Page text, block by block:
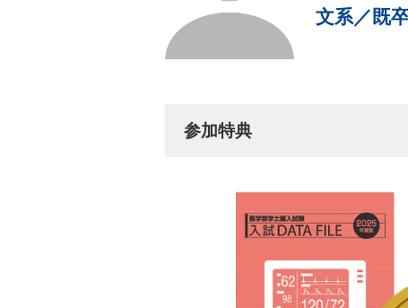
文系／既
参加特典